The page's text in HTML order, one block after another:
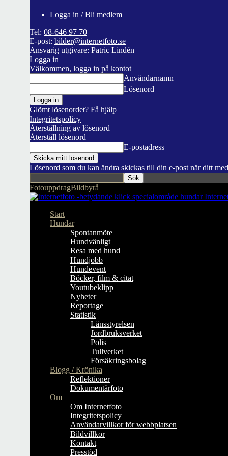
Logga in / Bli medlem
Tel: 08-646 97 70
E-post: bilder@internetfoto.se
Ansvarig utgivare: Patric Lindén
Logga in
Välkommen, logga in på kontot
Användarnamn
Lösenord
Glömt lösenordet? Få hjälp
Integritetspolicy
Återställning av lösenord
Återställ lösenord
E-postadress
Lösenord som du kan ändra skickas till din e-post när ditt
FotouppdragBildbyrå
Start
Hundar
Spontanmöte
Hundvänligt
Resa med hund
Hundjobb
Hundevent
Böcker, film & citat
Youtubeklipp
Nyheter
Reportage
Statistik
Länsstyrelsen
Jordbruksverket
Polis
Tullverket
Försäkringsbolag
Blogg / Krönika
Reflektioner
Dokumentärfoto
Om
Om Internetfoto
Integritetspolicy
Användarvillkor för webbplatsen
Bildvillkor
Kontakt
Presstöd